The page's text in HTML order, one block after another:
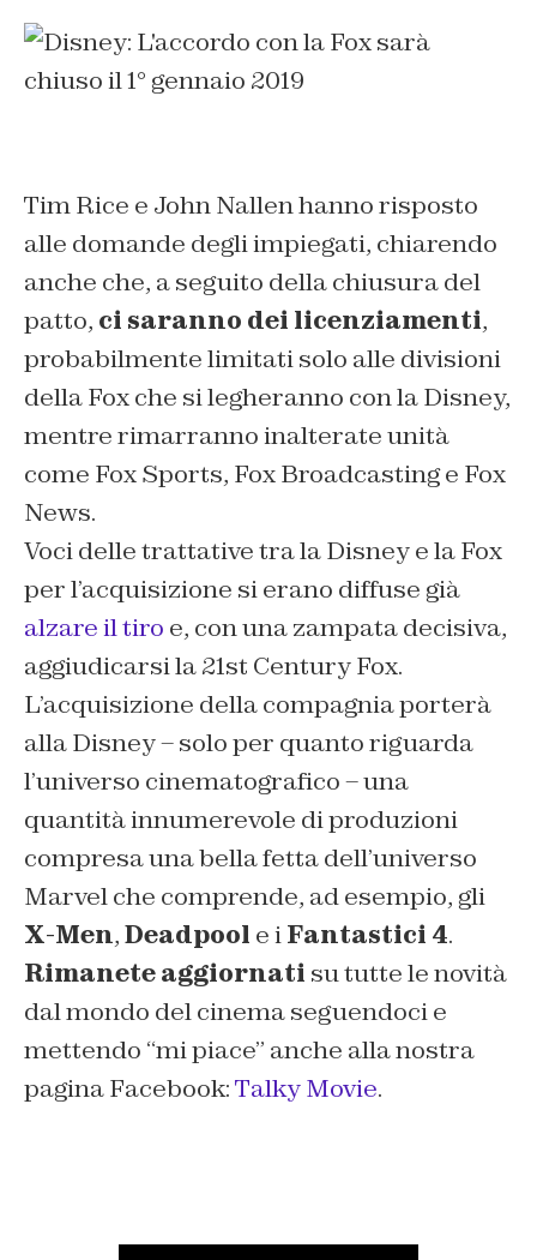
Tim Rice e John Nallen hanno risposto
alle domande degli impiegati, chiarendo
anche che, a seguito della chiusura del
patto, ci saranno dei licenziamenti,
probabilmente limitati solo alle divisioni
della Fox che si legheranno con la Disney,
mentre rimarranno inalterate unità
come Fox Sports, Fox Broadcastinge Fox
News.
Voci delle trattative tra la Disney e la Fox
per l’acquisizione si erano diffuse già
alzare il tiro e, con una zampata decisiva,
aggiudicarsi la 21st Century Fox.
L’acquisizione della compagnia porterà
alla Disney – solo per quanto riguarda
l’universo cinematografico – una
quantità innumerevole di produzioni
compresa una bella fetta dell’universo
Marvel che comprende, ad esempio, gli
X-Men,Deadpool e iFantastici 4.
Rimanete aggiornati su tutte le novità
dal mondo del cinema seguendoci e
mettendo “mi piace” anche alla nostra
pagina Facebook:Talky Movie.